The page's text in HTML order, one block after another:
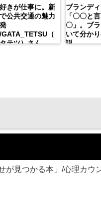
きが仕事に。新
公共交通の魅力
GATA_TETSU（
テツ）さん
ブランデ
「〇〇と
〇」。ブ
いて分か
説。
が見つかる本」/心理カウ